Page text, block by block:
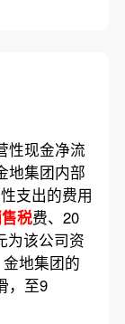
性现金净流
地集团内部
支出的费用
税费、20
为该公司资
地集团的
，至9